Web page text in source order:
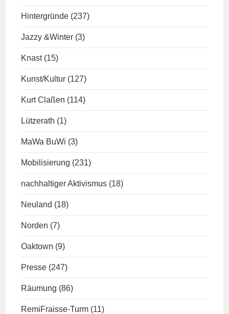
Hintergründe (237)
Jazzy &Winter (3)
Knast (15)
Kunst/Kultur (127)
Kurt Claßen (114)
Lützerath (1)
MaWa BuWi (3)
Mobilisierung (231)
nachhaltiger Aktivismus (18)
Neuland (18)
Norden (7)
Oaktown (9)
Presse (247)
Räumung (86)
RemiFraisse-Turm (11)